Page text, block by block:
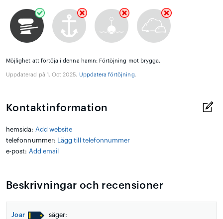
Möjlighet att förtöja i denna hamn: Förtöjning mot brygga.
Uppdaterad på 1. Oct 2025. Uppdatera förtöjning.
Kontaktinformation
hemsida: Add website
telefonnummer:
Lägg till telefonnummer
e-post: Add email
Beskrivningar och recensioner
Joar säger: